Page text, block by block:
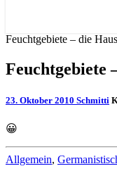
Feuchtgebiete – die
Feuchtgebiete
23. Oktober 2010 Schmitti
😀
Allgemein,